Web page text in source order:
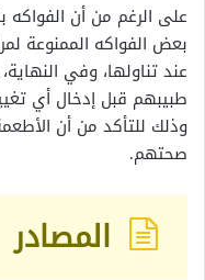
على الرغم من أن
بعض الفواكه الممنوعة
عند تناولها، وفي
طبيبهم قبل إدخال أي
وذلك للتأكد من أن
صحتهم.
المصادر